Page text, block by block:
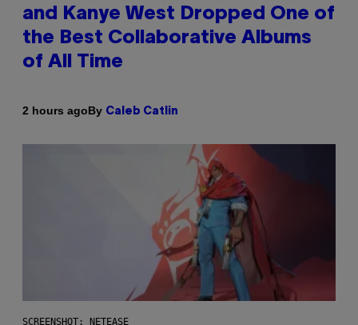
and Kanye West Dropped One of
the Best Collaborative Albums
of All Time
2 hours agoBy Caleb Catlin
SCREENSHOT: NETEASE